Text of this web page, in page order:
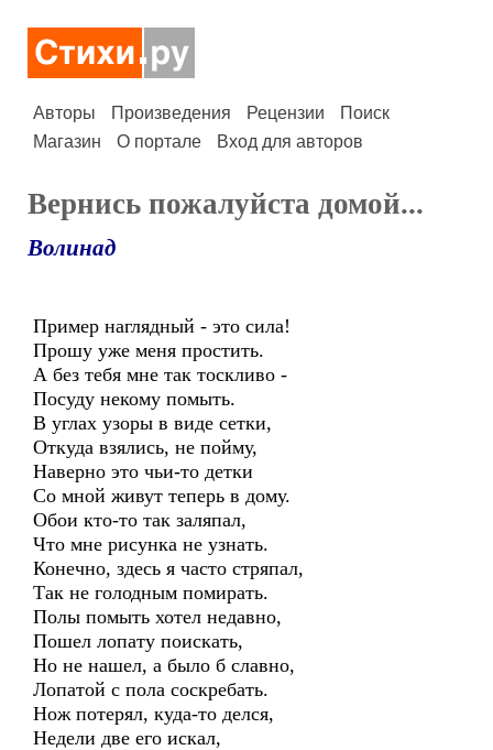
Авторы Произведения Рецензии
Поиск
Магазин
О портале Вход для авторов
Вернись пожалуйста домой...
Волинад
Пример наглядный - это сила!
Прошу уже меня простить.
А без тебя мне так тоскливо -
Посуду некому помыть.
В углах узоры в виде сетки,
Откуда взялись, не пойму,
Наверно это чьи-то детки
Со мной живут теперь в дому.
Обои кто-то так заляпал,
Что мне рисунка не узнать.
Конечно, здесь я часто стряпал,
Так не голодным помирать.
Полы помыть хотел недавно,
Пошел лопату поискать,
Но не нашел, а было б славно,
Лопатой с пола соскребать.
Нож потерял, куда-то делся,
Недели две его искал,